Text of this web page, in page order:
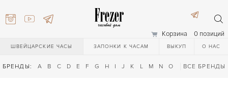
Корзина 0 позиций
ШВЕЙЦАРСКИЕ ЧАСЫ ЗАПОНКИ К ЧАСАМ ВЫКУП О НАС
БРЕНДЫ: A B C D E F G H I J K L M N O Q R S T
ВСЕ БРЕНДЫ